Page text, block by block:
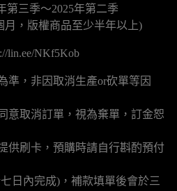
第三季～2025年第二季
月，版權商品至少半年以上)
lin.ee/NKf5Kob
準，非因取消生產or砍單等因
意取消訂單，視為棄單，訂金恕
供刷卡，預購時請自行斟酌預付
日內完成)，補款填單後會於三